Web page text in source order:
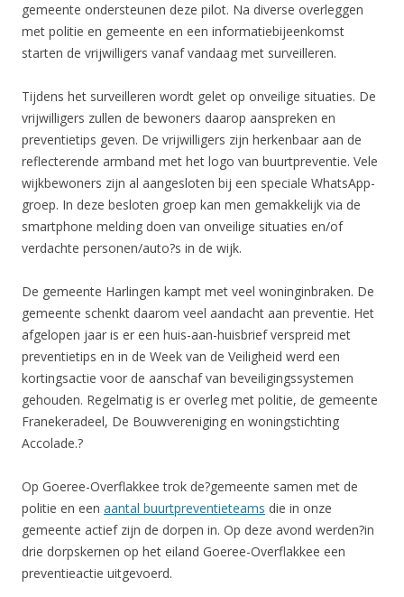
gemeente ondersteunen deze pilot. Na diverse overleggen
met politie en gemeente en een informatiebijeenkomst
starten de vrijwilligers vanaf vandaag met surveilleren.
Tijdens het surveilleren wordt gelet op onveilige situaties. De
vrijwilligers zullen de bewoners daarop aanspreken en
preventietips geven. De vrijwilligers zijn herkenbaar aan de
reflecterende armband met het logo van buurtpreventie. Vele
wijkbewoners zijn al aangesloten bij een speciale WhatsApp-
groep. In deze besloten groep kan men gemakkelijk via de
smartphone melding doen van onveilige situaties en/of
verdachte personen/auto?s in de wijk.
De gemeente Harlingen kampt met veel woninginbraken. De
gemeente schenkt daarom veel aandacht aan preventie. Het
afgelopen jaar is er een huis-aan-huisbrief verspreid met
preventietips en in de Week van de Veiligheid werd een
kortingsactie voor de aanschaf van beveiligingssystemen
gehouden. Regelmatig is er overleg met politie, de gemeente
Franekeradeel, De Bouwvereniging en woningstichting
Accolade.?
Op Goeree-Overflakkee trok de?gemeente samen met de
politie en een aantal buurtpreventieteams die in onze
gemeente actief zijn de dorpen in. Op deze avond werden?in
drie dorpskernen op het eiland Goeree-Overflakkee een
preventieactie uitgevoerd.